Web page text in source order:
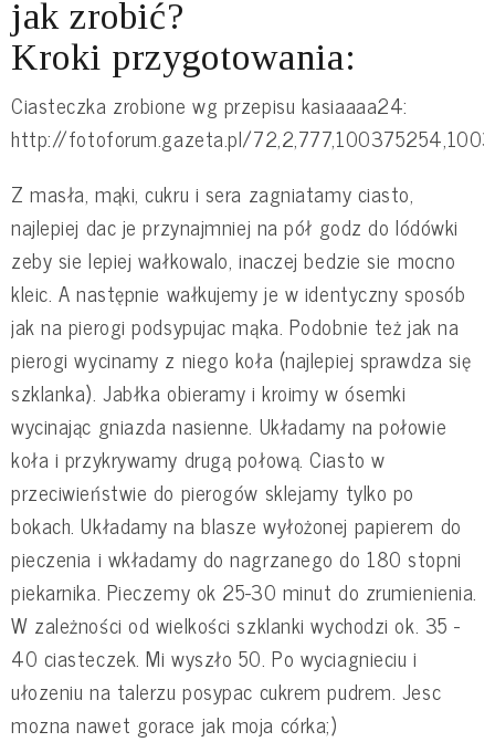
jak zrobić?
Kroki przygotowania:
Ciasteczka zrobione wg przepisu kasiaaaa24:
http://fotoforum.gazeta.pl/
Z masła, mąki, cukru i sera zagniatamy ciasto,
najlepiej dac je przynajmniej na pół godz do lódówki
zeby sie lepiej wałkowalo, inaczej bedzie sie mocno
kleic. A następnie wałkujemy je w identyczny sposób
jak na pierogi podsypujac mąka. Podobnie też jak na
pierogi wycinamy z niego koła (najlepiej sprawdza się
szklanka). Jabłka obieramy i kroimy w ósemki
wycinając gniazda nasienne. Układamy na połowie
koła i przykrywamy drugą połową. Ciasto w
przeciwieństwie do pierogów sklejamy tylko po
bokach. Układamy na blasze wyłożonej papierem do
pieczenia i wkładamy do nagrzanego do 180 stopni
piekarnika. Pieczemy ok 25-30 minut do zrumienienia.
W zależności od wielkości szklanki wychodzi ok. 35 -
40 ciasteczek. Mi wyszło 50. Po wyciagnieciu i
ułozeniu na talerzu posypac cukrem pudrem. Jesc
mozna nawet gorace jak moja córka;)